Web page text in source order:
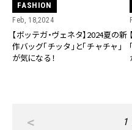
FASHION
Feb, 18,2024
【ボッテガ・ヴェネタ】2024夏の新
作バッグ「チッタ」と「チャチャ」
が気になる！
<